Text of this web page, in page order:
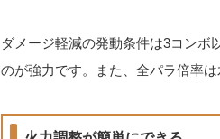
ダメージ軽減の発動条件は3コンボ
のが強力です。また、全パラ倍率